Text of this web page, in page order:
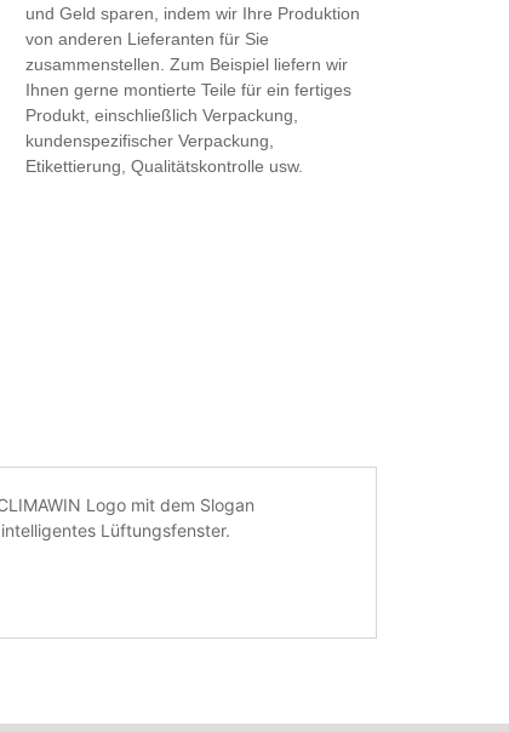
und Geld sparen, indem wir Ihre Produktion
von anderen Lieferanten für Sie
zusammenstellen. Zum Beispiel liefern wir
Ihnen gerne montierte Teile für ein fertiges
Produkt, einschließlich Verpackung,
kundenspezifischer Verpackung,
Etikettierung, Qualitätskontrolle usw.